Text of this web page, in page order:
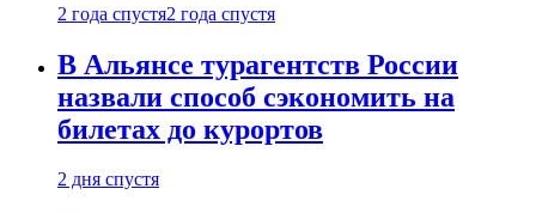
2 года спустя2 года спустя
В Альянсе турагентств России
назвали способ сэкономить на
билетах до курортов
2 дня спустя